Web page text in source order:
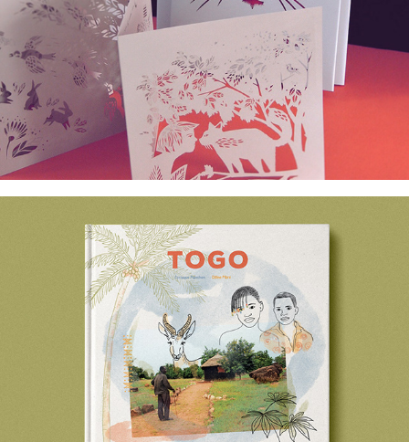
CHAT BOTTÉ LIVRE EN DÉCOUPE
TOGO LIVRE JEUNESSE